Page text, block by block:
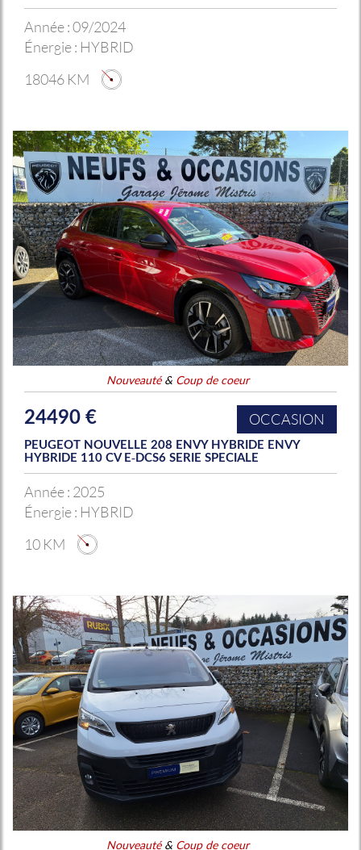
Année :09/2024
Énergie : HYBRID
18046 KM
Nouveauté& Coup de coeur
24490 € OCCASION
PEUGEOT NOUVELLE 208 ENVY HYBRIDE ENVY
HYBRIDE 110 CV E-DCS6 SERIE SPECIALE
Année : 2025
Énergie : HYBRID
10 KM
Nouveauté& Coup de coeur